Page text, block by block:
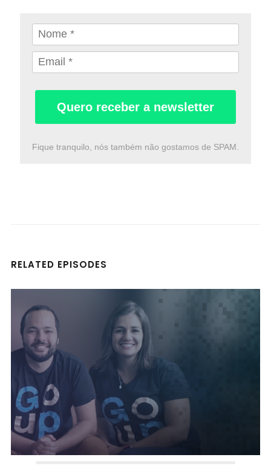
Quero receber a newsletter
Fique tranquilo, nós também não gostamos de SPAM.
RELATED EPISODES